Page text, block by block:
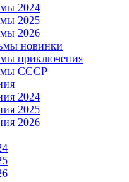
2024
2025
2026
новинки
приключения
СССР
2024
2025
2026